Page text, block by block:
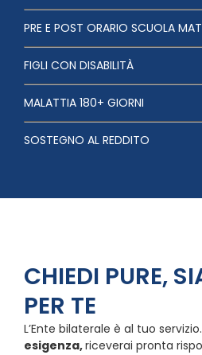
PRE E POST ORARIO SCUOLA
FIGLI CON DISABILITÀ
MALATTIA 180+ GIORNI
SOSTEGNO AL REDDITO
CHIEDI PURE,
PER TE
L’Ente bilaterale è al tuo servizio.
esigenza,riceverai pronta